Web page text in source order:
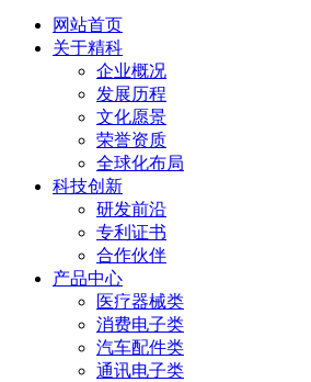
网站首页
关于精科
企业概况
发展历程
文化愿景
荣誉资质
全球化布局
科技创新
研发前沿
专利证书
合作伙伴
产品中心
医疗器械类
消费电子类
汽车配件类
通讯电子类